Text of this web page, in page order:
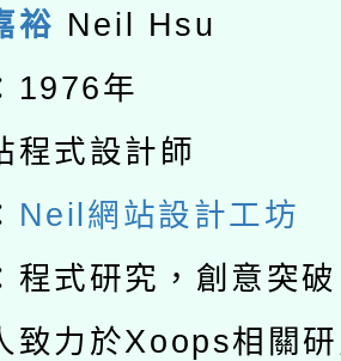
理115年度閱讀
推動專業研習
能─人工智慧
素養講師名單
內容與教學軟體
陸委員會函釋公
赴陸應申請許可
濟部水利署委託
裕 Neil Hsu
1976年
程式設計師
Neil網站設計工坊
程式研究，創意突
致力於Xoops相關